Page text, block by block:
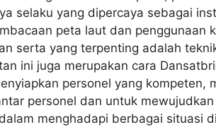
selaku yang dipercaya sebagai
peta laut dan penggunaan
serta yang terpenting adalah
ini juga merupakan cara
personel yang kompeten,
personel dan untuk
menghadapi berbagai situasi